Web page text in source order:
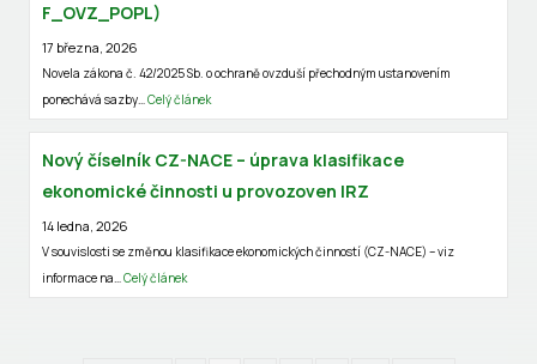
F_OVZ_POPL)
17 března, 2026
Novela zákona č. 42/2025 Sb. o ochraně ovzduší přechodným ustanovením
ponechává sazby…Celý článek
Nový číselník CZ-NACE – úprava klasifikace
ekonomické činnosti u provozoven IRZ
14 ledna, 2026
V souvislosti se změnou klasifikace ekonomických činností (CZ-NACE) – viz
informace na…Celý článek